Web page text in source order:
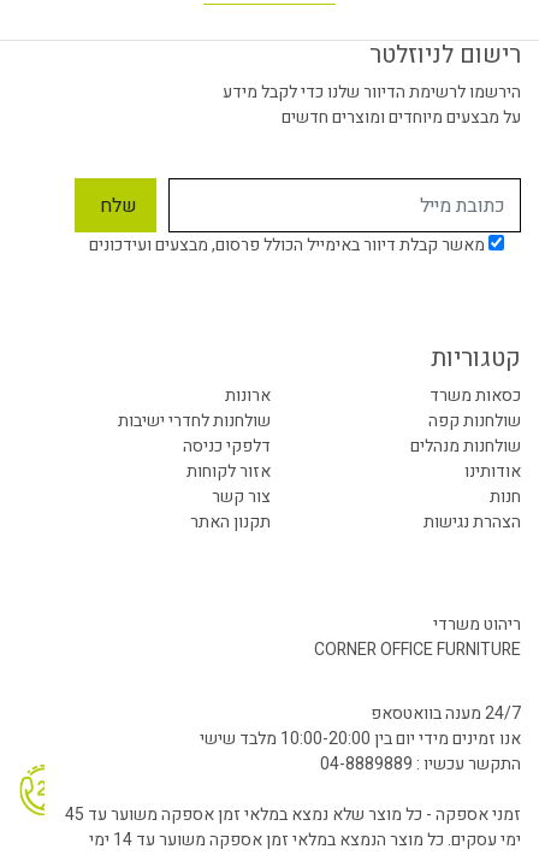
רישום לניוזלטר
הירשמו לרשימת הדיוור שלנו כדי לקבל מידע
על מבצעים מיוחדים ומוצרים חדשים
מאשר קבלת דיוור באימייל הכולל פרסום, מבצעים ועידכונים
קטגוריות
כסאות משרד
ארונות
שולחנות קפה
שולחנות לחדרי ישיבות
שולחנות מנהלים
דלפקי כניסה
אודותינו
אזור לקוחות
חנות
צור קשר
הצהרת נגישות
תקנון האתר
ריהוט משרדי
CORNER OFFICE FURNITURE
24/7 מענה בוואטסאפ
אנו זמינים מידי יום בין 10:00-20:00 מלבד שישי
התקשר עכשיו : 04-8889889
זמני אספקה - כל מוצר שלא נמצא במלאי זמן אספקה משוער עד 45
ימי עסקים. כל מוצר הנמצא במלאי זמן אספקה משוער עד 14 ימי